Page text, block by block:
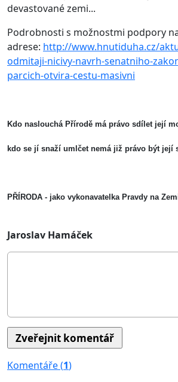
devastované zemi...
Podrobnosti s možnostmi podpory
adrese: http://www.hnutiduha.cz/
odmitaji-nicivy-navrh-senatniho-
parcich-otvira-cestu-masivni
Kdo naslouchá Přírodě má právo sdílet její
kdo se jí snaží umlčet nemá již právo být její
PŘÍRODA - jako vykonavatelka Pravdy na
Jaroslav Hamáček
Komentáře (1)